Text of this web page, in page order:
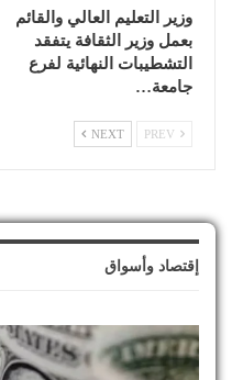
وزير التعليم العالي والقائم
بعمل وزير الثقافة يتفقد
التشطيبات النهائية لفرع
جامعة…
NEXT
إقتصاد وأسواق